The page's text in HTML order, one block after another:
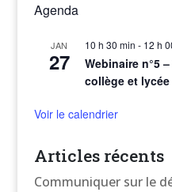
Agenda
JAN
27
10 h 30 min - 12 h
Webinaire n°5
collège et lycée
Voir le calendrier
Articles récents
Communiquer sur le